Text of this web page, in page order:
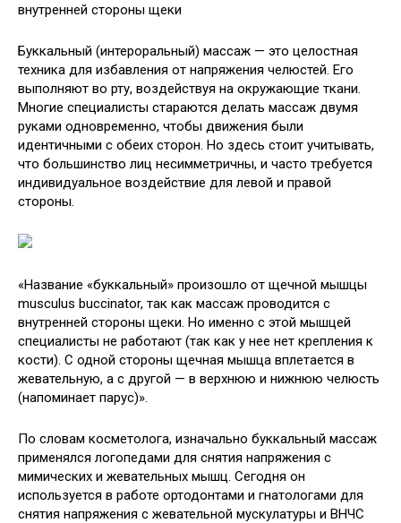
внутренней стороны щеки
Буккальный (интероральный) массаж — это целостная
техника для избавления от напряжения челюстей. Его
выполняют во рту, воздействуя на окружающие ткани.
Многие специалисты стараются делать массаж двумя
руками одновременно, чтобы движения были
идентичными с обеих сторон. Но здесь стоит учитывать,
что большинство лиц несимметричны, и часто требуется
индивидуальное воздействие для левой и правой
стороны.
«Название «буккальный» произошло от щечной мышцы
musculus buccinator, так как массаж проводится с
внутренней стороны щеки. Но именно с этой мышцей
специалисты не работают (так как у нее нет крепления к
кости). С одной стороны щечная мышца вплетается в
жевательную, а с другой — в верхнюю и нижнюю челюсть
(напоминает парус)».
По словам косметолога, изначально буккальный массаж
применялся логопедами для снятия напряжения с
мимических и жевательных мышц. Сегодня он
используется в работе ортодонтами и гнатологами для
снятия напряжения с жевательной мускулатуры и ВНЧС